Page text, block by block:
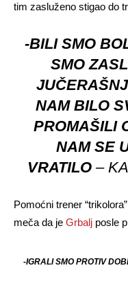
tim zasluženo stigao do
-BILI SMO
SMO
NAM BILO
PROMAŠILI
NAM SE
VRATILO –
Pomoćni trener “trikolora”
meča da je Grbalj posle
-IGRALI SMO PROTIV